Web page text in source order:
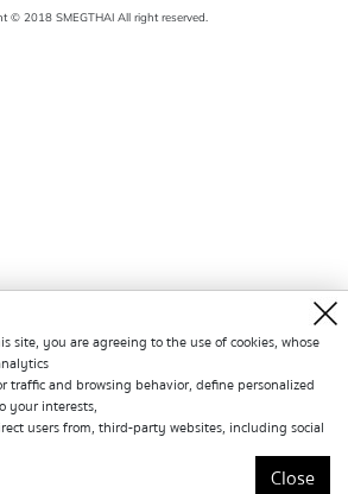
site, you are agreeing to the use of cookies, whose
traffic and browsing behavior, define personalized
your interests,
users from, third-party websites, including social
Close
© 2018 SMEGTHAI All right reserved.